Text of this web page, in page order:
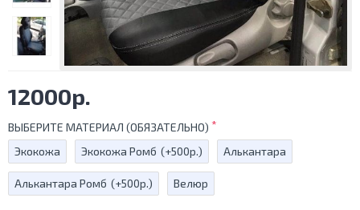
12000р.
ВЫБЕРИТЕ МАТЕРИАЛ (ОБЯЗАТЕЛЬНО)
Экокожа
Экокожа Ромб (+500р.) Алькантара
Алькантара Ромб (+500р.) Велюр